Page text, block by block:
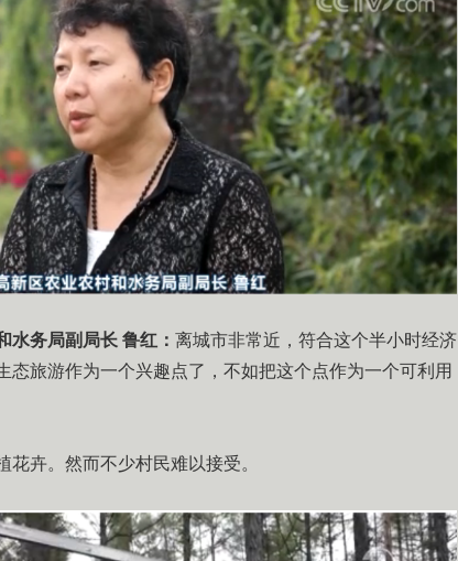
水务局副局长 鲁红： 离城市非常近，符合这个半小时经济
态旅游作为一个兴趣点了，不如把这个点作为一个可利用
花卉。然而不少村民难以接受。